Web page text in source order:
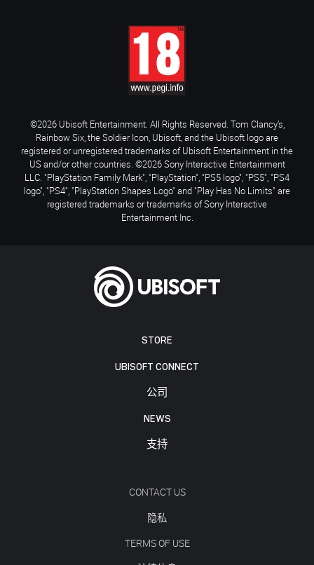
STORE
UBISOFT CONNECT
公司
NEWS
支持
CONTACT US
隐私
TERMS OF USE
©2026 Ubisoft Entertainment. All Rights Reserved. Tom Clancy’s,
Rainbow Six, the Soldier Icon, Ubisoft, and the Ubisoft logo are
registered or unregistered trademarks of Ubisoft Entertainment in the
US and/or other countries. ©2026 Sony Interactive Entertainment
LLC. "PlayStation Family Mark", "PlayStation", "PS5 logo", "PS5", "PS4
logo", "PS4", "PlayStation Shapes Logo" and "Play Has No Limits" are
registered trademarks or trademarks of Sony Interactive
Entertainment Inc.